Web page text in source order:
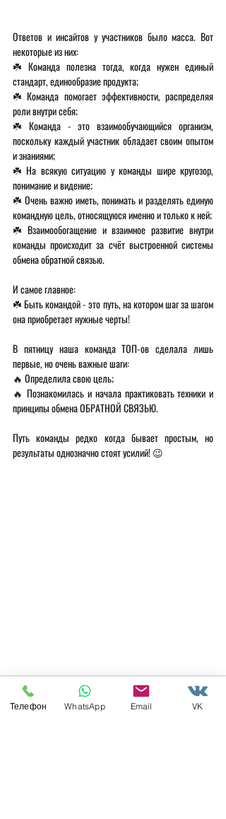
Ответов и инсайтов у участников было масса. Вот
некоторые из них:
☘️ Команда полезна тогда, когда нужен единый
стандарт, единообразие продукта;
☘️ Команда помогает эффективности, распределяя
роли внутри себя;
☘️ Команда - это взаимообучающийся организм,
поскольку каждый участник обладает своим опытом
и знаниями;
☘️ На всякую ситуацию у команды шире кругозор,
понимание и видение;
☘️ Очень важно иметь, понимать и разделять единую
командную цель, относящуюся именно и только к ней;
☘️ Взаимообогащение и взаимное развитие внутри
команды происходит за счёт выстроенной системы
обмена обратной связью.
И самое главное:
☘️ Быть командой - это путь, на котором шаг за шагом
она приобретает нужные черты!
В пятницу наша команда ТОП-ов сделала лишь
первые, но очень важные шаги:
🔥 Определила свою цель;
🔥 Познакомилась и начала практиковать техники и
принципы обмена ОБРАТНОЙ СВЯЗЬЮ.
Путь команды редко когда бывает простым, но
результаты однозначно стоят усилий! 😉
Телефон WhatsApp Email VK